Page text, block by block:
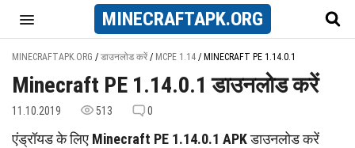
MINECRAFTAPK.ORG
MINECRAFTAPK.ORG / डाउनलोड करें/ MCPE 1.14 / MINECRAFT PE 1.14.0.1
Minecraft PE 1.14.0.1 डाउनलोड करें
11.10.2019 513 0
एंड्रॉयड के लिए Minecraft PE 1.14.0.1 APKडाउनलोड करें